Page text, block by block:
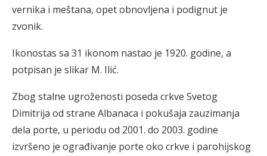
vernika i meštana, opet obnovljena i podignut je
zvonik.
Ikonostas sa 31 ikonom nastao je 1920. godine, a
potpisan je slikar M. Ilić.
Zbog stalne ugroženosti poseda crkve Svetog
Dimitrija od strane Albanaca i pokušaja zauzimanja
dela porte, u periodu od 2001. do 2003. godine
izvršeno je ograđivanje porte oko crkve i parohijskog